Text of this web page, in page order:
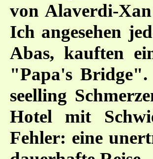
von Alaverdi-
Ich angesehen
Abas, kauften
"Papa's
seelling
Hotel mit
Fehler: eine